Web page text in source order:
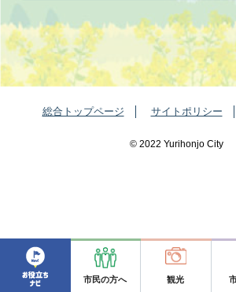
市民の方へ 観光
総合トップページ サイトポリシー
©️ 2022 Yurihonjo City